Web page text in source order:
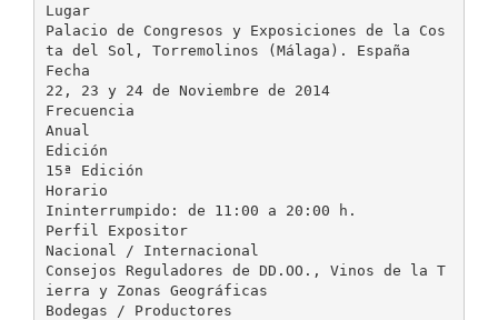
Lugar
Palacio de Congresos y Exposiciones de la Cos
ta del Sol, Torremolinos (Málaga). España
Fecha
22, 23 y 24 de Noviembre de 2014
Frecuencia
Anual
Edición
15ª Edición
Horario
Ininterrumpido: de 11:00 a 20:00 h.
Perfil Expositor
Nacional / Internacional
Consejos Reguladores de DD.OO., Vinos de la T
ierra y Zonas Geográficas
Bodegas / Productores